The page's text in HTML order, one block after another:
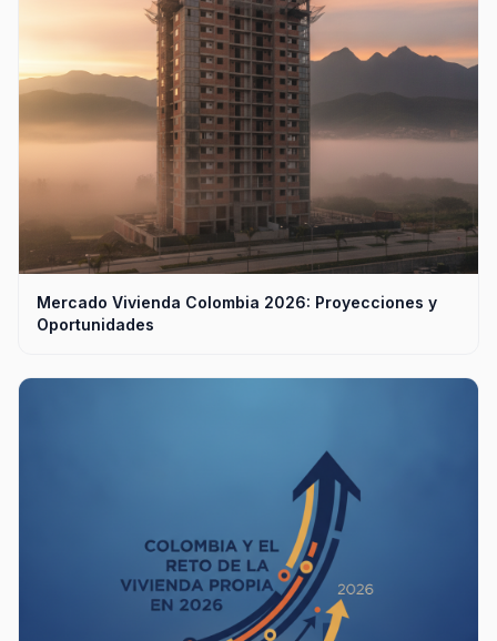
Mercado Vivienda Colombia 2026: Proyecciones y
Oportunidades